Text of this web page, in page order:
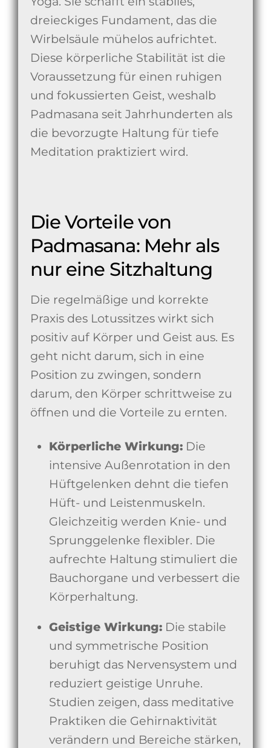
dreieckiges Fundament, das die
Wirbelsäule mühelos aufrichtet.
Diese körperliche Stabilität ist die
Voraussetzung für einen ruhigen
und fokussierten Geist, weshalb
Padmasana seit Jahrhunderten als
die bevorzugte Haltung für tiefe
Meditation praktiziert wird.
Die Vorteile von
Padmasana: Mehr als
nur eine Sitzhaltung
Die regelmäßige und korrekte
Praxis des Lotussitzes wirkt sich
positiv auf Körper und Geist aus. Es
geht nicht darum, sich in eine
Position zu zwingen, sondern
darum, den Körper schrittweise zu
öffnen und die Vorteile zu ernten.
Körperliche Wirkung:Die
intensive Außenrotation in den
Hüftgelenken dehnt die tiefen
Hüft- und Leistenmuskeln.
Gleichzeitig werden Knie- und
Sprunggelenke flexibler. Die
aufrechte Haltung stimuliert die
Bauchorgane und verbessert die
Körperhaltung.
Geistige Wirkung:Die stabile
und symmetrische Position
beruhigt das Nervensystem und
reduziert geistige Unruhe.
Studien zeigen, dass meditative
Praktiken die Gehirnaktivität
verändern und Bereiche stärken,